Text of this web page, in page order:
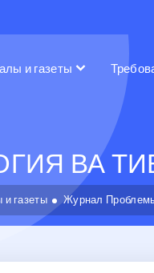
и газеты
ВА
газеты Журнал